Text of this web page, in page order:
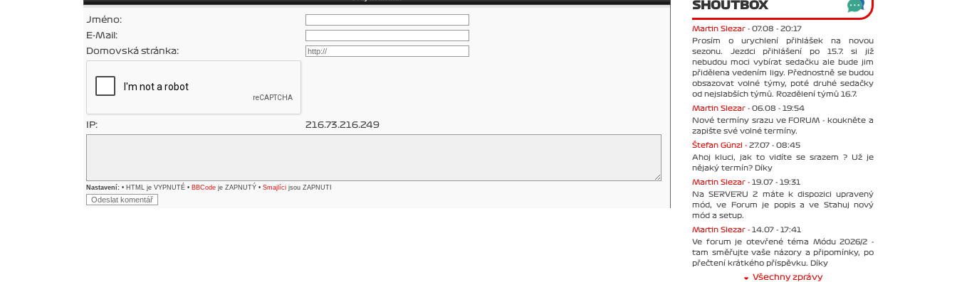
Jméno:
E-Mail:
Domovská stránka:
IP: 216.73.216.249
Nastavení: • HTML je VYPNUTÉ • BBCode je ZAPNUTÝ • Smajlíci jsou ZAPNUTI
SHOUTBOX
Martin Slezar - 07.08 - 20:17
Prosím o urychlení přihlášek na novou
sezonu. Jezdci přihlášení po 15.7. si již
nebudou moci vybírat sedačku ale bude jim
přidělena vedením ligy. Přednostně se budou
obsazovat volné týmy, poté druhé sedačky
od nejslabších týmů. Rozdělení týmů 16.7.
Martin Slezar - 06.08 - 19:54
Nové termíny srazu ve FORUM - koukněte a
zapište své volné termíny.
Štefan Günzl - 27.07 - 08:45
Ahoj kluci, jak to vidíte se srazem ? Už je
nějaký termín? Díky
Martin Slezar - 19.07 - 19:31
Na SERVERU 2 máte k dispozici upravený
mód, ve Forum je popis a ve Stahuj nový
mód a setup.
Martin Slezar - 14.07 - 17:41
Ve forum je otevřené téma Módu 2026/2 -
tam směřujte vaše názory a připomínky, po
přečtení krátkého příspěvku. Díky
Všechny zprávy